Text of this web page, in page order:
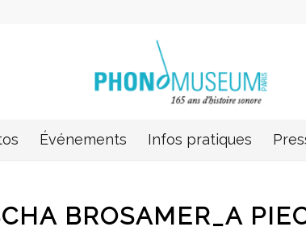
Événements Infos pratiques
BROSAMER_A